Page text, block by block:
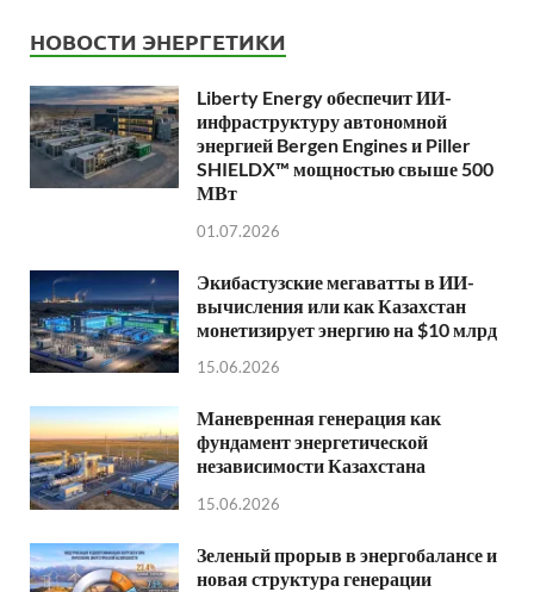
НОВОСТИ ЭНЕРГЕТИКИ
Liberty Energy обеспечит ИИ-
инфраструктуру автономной
энергией Bergen Engines и Piller
SHIELDX™ мощностью свыше 500
МВт
01.07.2026
Экибастузские мегаватты в ИИ-
вычисления или как Казахстан
монетизирует энергию на $10 млрд
15.06.2026
Маневренная генерация как
фундамент энергетической
независимости Казахстана
15.06.2026
Зеленый прорыв в энергобалансе и
новая структура генерации